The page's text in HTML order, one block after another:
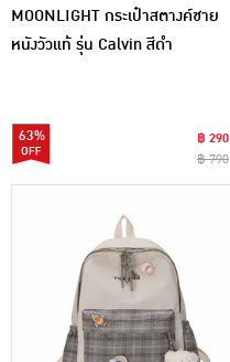
MOONLIGHT กระเป๋าสตางค์ชาย
หนังวัวแท้ รุ่น Calvin สีดำ
63%
฿ 290
฿ 790